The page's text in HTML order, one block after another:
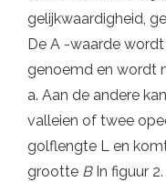
gelijkwaardigheid,
De A -waarde
genoemd en wordt
a. Aan de andere
valleien of twee
golflengte L en
grootte BIn figuur 2.